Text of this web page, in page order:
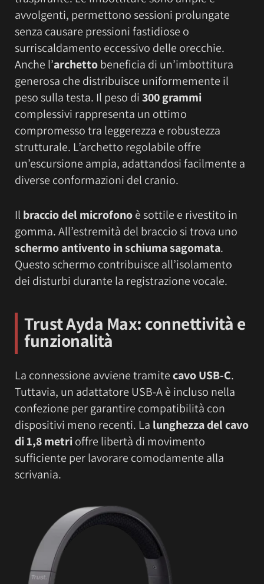
avvolgenti, permettono sessioni prolungate
senza causare pressioni fastidiose o
surriscaldamento eccessivo delle orecchie.
Anche l’archettobeneficia di un’imbottitura
generosa che distribuisce uniformemente il
peso sulla testa. Il peso di300 grammi
complessivi rappresenta un ottimo
compromesso tra leggerezza e robustezza
strutturale. L’archetto regolabile offre
un’escursione ampia, adattandosi facilmente a
diverse conformazioni del cranio.
Il braccio del microfonoè sottile e rivestito in
gomma. All’estremità del braccio si trova uno
schermo antivento in schiuma sagomata.
Questo schermo contribuisce all’isolamento
dei disturbi durante la registrazione vocale.
Trust Ayda Max: connettività e
funzionalità
La connessione avviene tramitecavo USB-C.
Tuttavia, un adattatore USB-A è incluso nella
confezione per garantire compatibilità con
dispositivi meno recenti. La lunghezza del cavo
di 1,8 metrioffre libertà di movimento
sufficiente per lavorare comodamente alla
scrivania.